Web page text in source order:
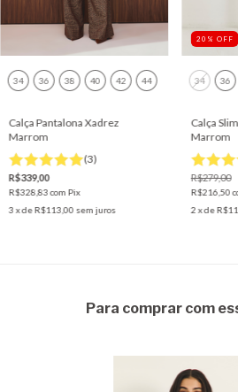
34 36 38 40 42 44
Calça Pantalona Xadrez
Marrom
(3)
R$339,00
R$328,83com Pix
3 x deR$113,00 sem juros
20 % OFF
34 36
Calça
Marrom
R$279,00
R$216,50
2 x de
Para comprar com